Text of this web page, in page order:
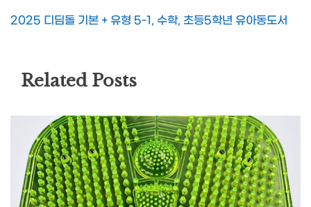
2025 디딤돌 기본 + 유형 5-1, 수학, 초등5학년 유아동도서
Related Posts